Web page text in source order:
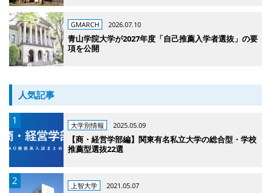
GMARCH 2026.07.10
青山学院大学が2027年度「自己推薦入学者選抜」の要
項を公開
人気記事
大学別情報 2025.05.09
【商・経営学部編】関東有名私立大学の総合型・学校
推薦型選抜22選
上智大学 2021.05.07